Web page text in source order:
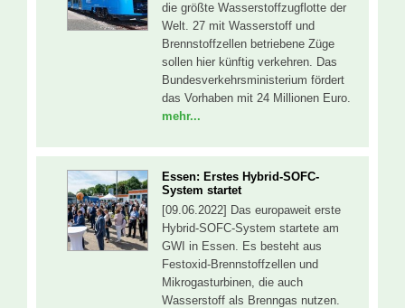
die größte Wasserstoffzugflotte der
Welt. 27 mit Wasserstoff und
Brennstoffzellen betriebene Züge
sollen hier künftig verkehren. Das
Bundesverkehrsministerium fördert
das Vorhaben mit 24 Millionen Euro.
mehr...
Essen: Erstes Hybrid-SOFC-
System startet
[09.06.2022] Das europaweit erste
Hybrid-SOFC-System startete am
GWI in Essen. Es besteht aus
Festoxid-Brennstoffzellen und
Mikrogasturbinen, die auch
Wasserstoff als Brenngas nutzen.